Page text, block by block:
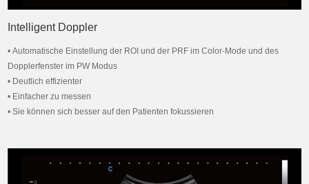
Intelligent Doppler
• Automatische Einstellung der ROI und der PRF im Color-Mode und des
Dopplerfenster im PW Modus
• Deutlich effizienter
• Einfacher zu messen
• Sie können sich besser auf den Patienten fokussieren